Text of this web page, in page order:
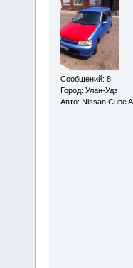
Сообщений: 8
Город: Улан-Удэ
Авто: Nissan Cube